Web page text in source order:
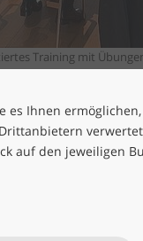
es Ihnen
auf den jeweiligen
Training mit